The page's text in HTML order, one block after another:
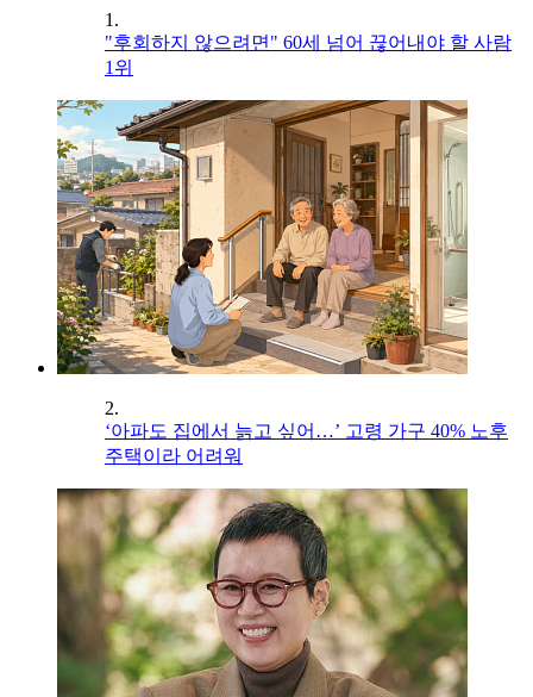
1.
"후회하지 않으려면" 60세 넘어 끊어내야 할 사람
1위
2.
‘아파도 집에서 늙고 싶어…’ 고령 가구 40% 노후
주택이라 어려워